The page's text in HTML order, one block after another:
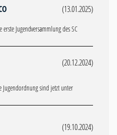
(13.01.2025)
Jugendversammlung des SC
(20.12.2024)
Jugendordnung sind jetzt unter
(19.10.2024)